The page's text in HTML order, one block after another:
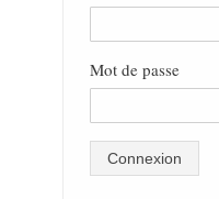
Mot de passe
mot de passe oublié?
Connexion